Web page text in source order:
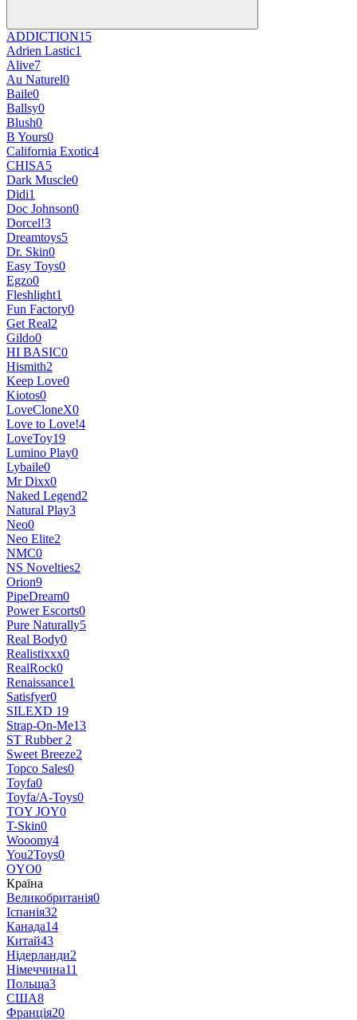
ADDICTION15
Adrien Lastic1
Alive7
Au Naturel0
Baile0
Ballsy0
Blush0
B Yours0
California Exotic4
CHISA5
Dark Muscle0
Didi1
Doc Johnson0
Dorcel!3
Dreamtoys5
Dr. Skin0
Easy Toys0
Egzo0
Fleshlight1
Fun Factory0
Get Real2
Gildo0
HI BASIC0
Hismith2
Keep Love0
Kiotos0
LoveCloneX0
Love to Love!4
LoveToy19
Lumino Play0
Lybaile0
Mr Dixx0
Naked Legend2
Natural Play3
Neo0
Neo Elite2
NMC0
NS Novelties2
Orion9
PipeDream0
Power Escorts0
Pure Naturally5
Real Body0
Realistixxx0
RealRock0
Renaissance1
Satisfyer0
SILEXD 19
Strap-On-Me13
ST Rubber 2
Sweet Breeze2
Topco Sales0
Toyfa0
Toyfa/A-Toys0
TOY JOY0
T-Skin0
Wooomy4
You2Toys0
OYO0
Країна
Великобританія0
Іспанія32
Канада14
Китай43
Нідерланди2
Німеччина11
Польща3
США8
Франція20